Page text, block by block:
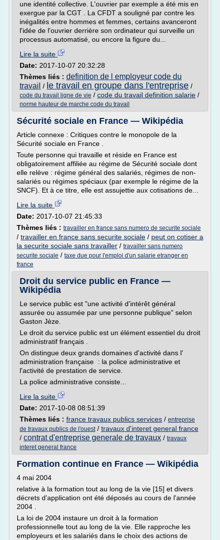
une identité collective. L'ouvrier par exemple a été mis en
exergue par la CGT . La CFDT a souligné par contre les
inégalités entre hommes et femmes, certains avanceront
l'idée de l'ouvrier derrière son ordinateur qui surveille un
processus automatisé, ou encore la figure du...
Lire la suite
Date: 2017-10-07 20:32:28
Thèmes liés : definition de l employeur code du
travail / le travail en groupe dans l'entreprise /
code du travail ligne de vie / code du travail definition salarie /
norme hauteur de marche code du travail
Sécurité sociale en France — Wikipédia
Article connexe : Critiques contre le monopole de la
Sécurité sociale en France .
Toute personne qui travaille et réside en France est
obligatoirement affiliée au régime de Sécurité sociale dont
elle relève : régime général des salariés, régimes de non-
salariés ou régimes spéciaux (par exemple le régime de la
SNCF). Et à ce titre, elle est assujettie aux cotisations de...
Lire la suite
Date: 2017-10-07 21:45:33
Thèmes liés : travailler en france sans numero de securite sociale
/ travailler en france sans securite sociale / peut on cotiser a
la securite sociale sans travailler / travailler sans numero
securite sociale / taxe due pour l'emploi d'un salarie etranger en
france
Droit du service public en France —
Wikipédia
Le service public est "une activité d'intérêt général
assurée ou assumée par une personne publique" selon
Gaston Jèze.
Le droit du service public est un élément essentiel du droit
administratif français .
On distingue deux grands domaines d'activité dans l'
administration française : la police administrative et
l'activité de prestation de service.
La police administrative consiste...
Lire la suite
Date: 2017-10-08 08:51:39
Thèmes liés : france travaux publics services / entreprise
de travaux publics de l'ouest/ travaux d'interet general france
/ contrat d'entreprise generale de travaux / travaux
interet general france
Formation continue en France — Wikipédia
4 mai 2004
relative à la formation tout au long de la vie [15] et divers
décrets d'application ont été déposés au cours de l'année
2004 .
La loi de 2004 instaure un droit à la formation
professionnelle tout au long de la vie. Elle rapproche les
employeurs et les salariés dans le choix des actions de